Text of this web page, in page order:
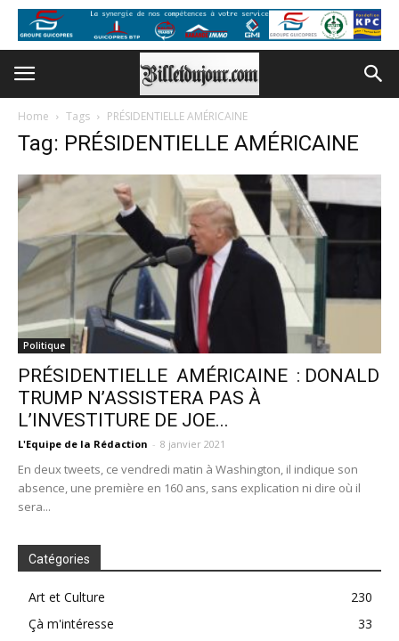
Home Tags PRÉSIDENTIELLE AMÉRICAINE
Tag: PRÉSIDENTIELLE AMÉRICAINE
Politique
PRÉSIDENTIELLE AMÉRICAINE : DONALD
TRUMP N’ASSISTERA PAS À
L’INVESTITURE DE JOE...
L'Equipe de la Rédaction - 8 janvier 2021
En deux tweets, ce vendredi matin à Washington, il indique son
absence, une première en 160 ans, sans explication ni dire où il
sera...
Catégories
Art et Culture
230
Çà m'intéresse
33